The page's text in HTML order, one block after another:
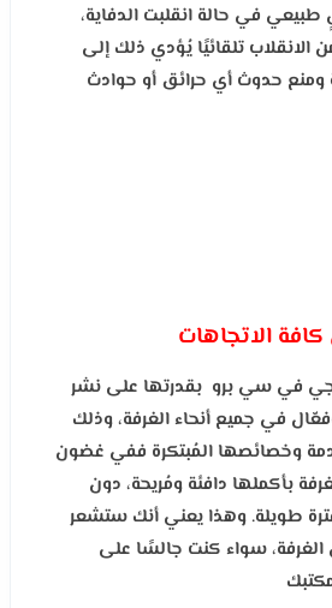
في حالة انقلبت الدفاية،
الانقلاب تلقائيًا يُؤدي ذلك إلى
ومنع حدوث أي حرائق أو حوادث
الاتجاهات
جي في سي برو بقدرتها على نشر
في جميع أنحاء الغرفة، وذلك
وخصائصها المُبتكرة ففي غضون
بأكملها دافئة ومُريحة، دون
طويلة. وهذا يعني أنك ستشعر
سواء كنت جالسًا على